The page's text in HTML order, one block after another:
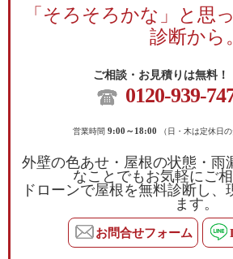
「そろそろかな」と思
診断から。
ご相談・お見積りは無料！
0120-939-
営業時間 9:00～18:00 （日・木は定休日
外壁の色あせ・屋根の状態・雨
なことでもお気軽にご相
ドローンで屋根を無料診断し
ます。
お問合せフォーム